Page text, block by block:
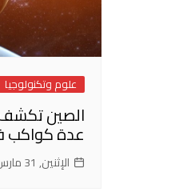
علوم وتكنولوجيا
الصين
عدة كواكب
الإثنين, 31 مارس 2025, 21:50